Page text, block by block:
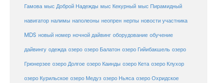
Гамова мыс Доброй Надежды мыс Кекурный мыс Пирамидный
навигатор налимы наполеоны неопрен нерпы новости участника
MDS новый номер ночной дайвинг оборудование обучение
дайвингу одежда озеро озеро Балатон озеро Гийибакшель озеро
Грюнерзее озеро Долгое озеро Каинды озеро Кета озеро Клухор
озеро Курильское озеро Медуз озеро Ньяса озеро Охридское